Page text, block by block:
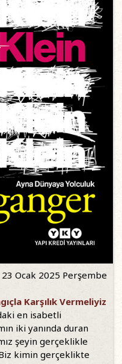
23 Ocak 2025 Perşembe
Karşılık Vermeliyiz
en isabetli
iki yanında duran
şeyin gerçeklikle
kimin gerçeklikte